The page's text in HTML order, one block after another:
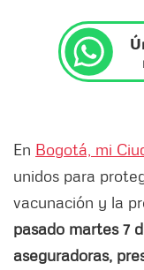
En Bogotá, mi
unidos para
vacunación y la
pasado martes 7
aseguradoras,